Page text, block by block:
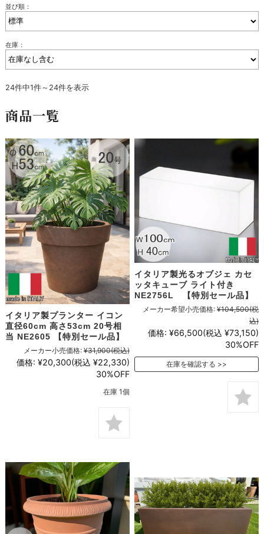
並び順：
在庫：
24件中1件～24件を表示
商品一覧
イタリア製プランター イコン
直径60cm 高さ53cm 20号相
当 NE2605 【特別セール品】
メーカー小売価格: ¥31,900(税込)
価格: ¥20,300(税込 ¥22,330)
30%OFF
在庫 1個
イタリア製光るオブジェ カセ
ッタキューブ ライト付き
NE2756L 【特別セール品】
メーカー希望小売価格: ¥104,500(税
込)
価格: ¥66,500(税込 ¥73,150)
30%OFF
在庫を確認する